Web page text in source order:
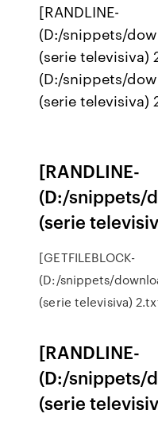
[RANDLINE-
(D:/snippets/
(serie televisiva)
(D:/snippets/
(serie televisiva)
[RANDLINE-
(D:/snippets/
(serie
[GETFILEBLOCK-
(D:/snippets/
(serie televisiva)
[RANDLINE-
(D:/snippets/
(serie